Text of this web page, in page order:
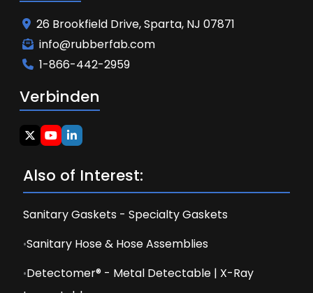
26 Brookfield Drive, Sparta, NJ 07871
info@rubberfab.com
1-866-442-2959
Verbinden
Also of Interest:
Sanitary Gaskets - Specialty Gaskets
Sanitary Hose & Hose Assemblies
Detectomer® - Metal Detectable | X-Ray